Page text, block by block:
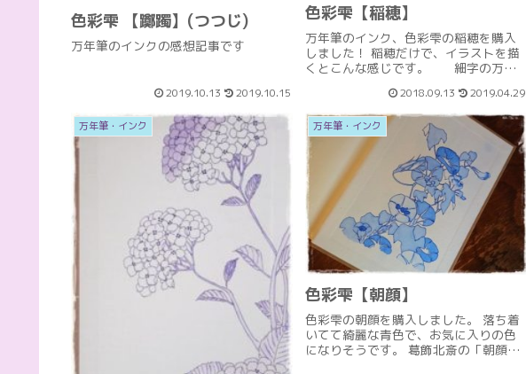
色彩雫 【躑躅】(つつじ)
万年筆のインクの感想記事です
2019.10.13 2019.10.15
色彩雫【稲穂】
万年筆のインク、色彩雫の稲穂を購入
しました！ 稲穂だけで、イラストを描
くとこんな感じです。 細字の万年
穂は文字が綺麗に見えるような気がす
るので、お気に入りのインクです。
(func...
2018.09.13 2019.04.29
万年筆・インク 万年筆・インク
色彩雫【朝顔】
色彩雫の朝顔を購入しました。 落ち着
いてて綺麗な青色で、お気に入りの色
になりそうです。 葛飾北斎の「朝顔に